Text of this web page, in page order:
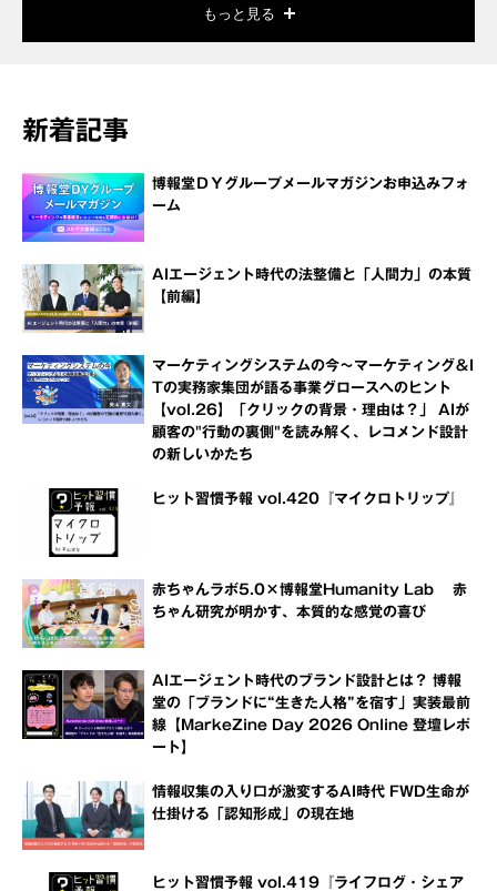
もっと見る
新着記事
博報堂ＤＹグループメールマガジンお申込みフォ
ーム
AIエージェント時代の法整備と「人間力」の本質
【前編】
マーケティングシステムの今～マーケティング＆I
Tの実務家集団が語る事業グロースへのヒント
【vol.26】「クリックの背景・理由は？」 AIが
顧客の"行動の裏側"を読み解く、レコメンド設計
の新しいかたち
ヒット習慣予報 vol.420『マイクロトリップ』
赤ちゃんラボ5.0×博報堂Humanity Lab 赤
ちゃん研究が明かす、本質的な感覚の喜び
AIエージェント時代のブランド設計とは？ 博報
堂の「ブランドに“生きた人格”を宿す」実装最前
線【MarkeZine Day 2026 Online 登壇レポ
ート】
情報収集の入り口が激変するAI時代 FWD生命が
仕掛ける「認知形成」の現在地
ヒット習慣予報 vol.419『ライフログ・シェア